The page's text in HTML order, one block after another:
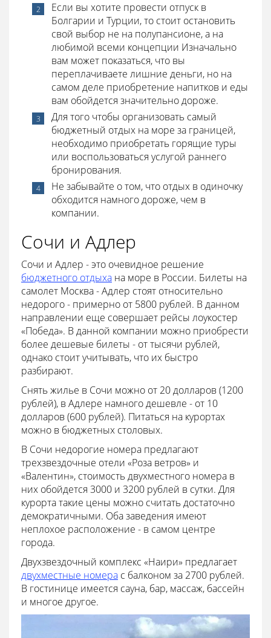
Если вы хотите провести отпуск в
Болгарии и Турции, то стоит остановить
свой выбор не на полупансионе, а на
любимой всеми концепции Изначально
вам может показаться, что вы
переплачиваете лишние деньги, но на
самом деле приобретение напитков и еды
вам обойдется значительно дороже.
Для того чтобы организовать самый
бюджетный отдых на море за границей,
необходимо приобретать горящие туры
или воспользоваться услугой раннего
бронирования.
Не забывайте о том, что отдых в одиночку
обходится намного дороже, чем в
компании.
Сочи и Адлер
Сочи и Адлер - это очевидное решение
бюджетного отдыха на море в России. Билеты на
самолет Москва - Адлер стоят относительно
недорого - примерно от 5800 рублей. В данном
направлении еще совершает рейсы лоукостер
«Победа». В данной компании можно приобрести
более дешевые билеты - от тысячи рублей,
однако стоит учитывать, что их быстро
разбирают.
Снять жилье в Сочи можно от 20 долларов (1200
рублей), в Адлере намного дешевле - от 10
долларов (600 рублей). Питаться на курортах
можно в бюджетных столовых.
В Сочи недорогие номера предлагают
трехзвездочные отели «Роза ветров» и
«Валентин», стоимость двухместного номера в
них обойдется 3000 и 3200 рублей в сутки. Для
курорта такие цены можно считать достаточно
демократичными. Оба заведения имеют
неплохое расположение - в самом центре
города.
Двухзвездочный комплекс «Наири» предлагает
двухместные номера с балконом за 2700 рублей.
В гостинице имеется сауна, бар, массаж, бассейн
и многое другое.